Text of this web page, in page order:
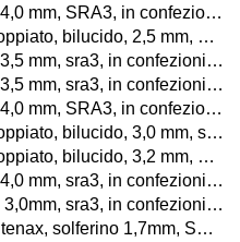
1503 gr Cartone VEGETALE, 4,0 mm, SRA3, in confezioni da 8 fogli
1550 gr Cartone GRIGIO, accoppiato, bilucido, 2,5 mm, SRA3, in confezioni da 9 fogli
1753 gr Cartone VEGETALE, 3,5 mm, sra3, in confezioni da 4 fogli
1753 gr Cartone VEGETALE, 3,5 mm, sra3, in confezioni da 9 fogli
1753 gr Cartone VEGETALE, 4,0 mm, SRA3, in confezioni da 8 fogli
1900 gr Cartone GRIGIO, accoppiato, bilucido, 3,0 mm, sra3, in confezioni da 8 fogli
2000 gr Cartone GRIGIO, accoppiato, bilucido, 3,2 mm, SRA3, in confezioni da 8 fogli
2022 gr Cartone VEGETALE, 4,0 mm, sra3, in confezioni da 8 fogli
2054 gr Cartone ECOBLACK, 3,0mm, sra3, in confezioni da 8 fogli
2054 gr cartone viola bilucido tenax, solferino 1,7mm, SRA3